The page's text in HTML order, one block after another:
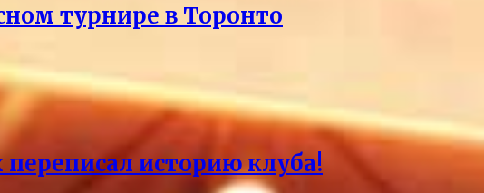
турнире в Торонто
историю клуба!